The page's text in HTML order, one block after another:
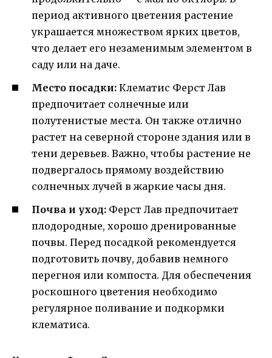
период активного цветения растение
украшается множеством ярких цветов,
что делает его незаменимым элементом в
саду или на даче.
Место посадки: Клематис Ферст Лав
предпочитает солнечные или
полутенистые места. Он также отлично
растет на северной стороне здания или в
тени деревьев. Важно, чтобы растение не
подвергалось прямому воздействию
солнечных лучей в жаркие часы дня.
Почва и уход: Ферст Лав предпочитает
плодородные, хорошо дренированные
почвы. Перед посадкой рекомендуется
подготовить почву, добавив немного
перегноя или компоста. Для обеспечения
роскошного цветения необходимо
регулярное поливание и подкормки
клематиса.